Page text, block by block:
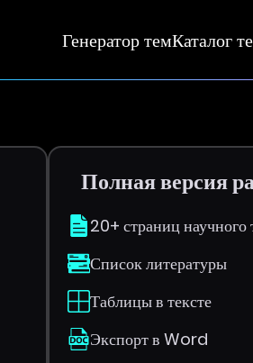
Генератор темКаталог
Полная версия
20+ страниц научного
Список литературы
Таблицы в тексте
Экспорт в Word